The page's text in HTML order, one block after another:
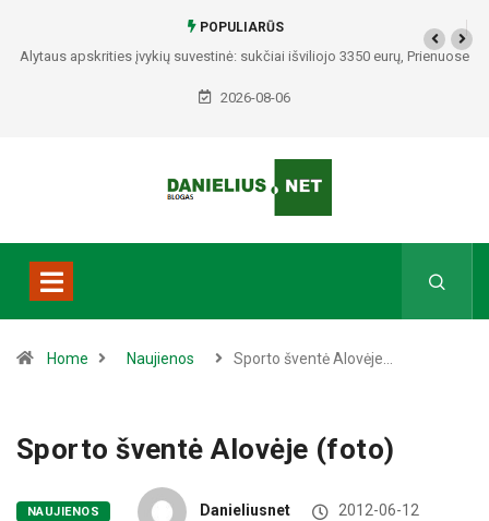
POPULIARŪS
Alytaus apskrities įvykių suvestinė: sukčiai išviliojo 3350 eurų, Prienuose
– policijos gaudynės, Varėnos rajone rasti du mirę žmonės
2026-08-06
Home Naujienos Sporto šventė Alovėje…
Sporto šventė Alovėje (foto)
NAUJIENOS Danieliusnet 2012-06-12